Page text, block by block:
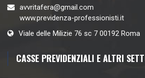
avvritafera@gmail.com
www.previdenza-professionisti.it
Viale delle Milizie 76 sc 7 00192 Roma
CASSE PREVIDENZIALI E ALTRI